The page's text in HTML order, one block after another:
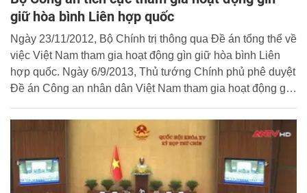
giữ hòa bình Liên hợp quốc
Ngày 23/11/2012, Bộ Chính trị thông qua Đề án tổng thể về
việc Việt Nam tham gia hoạt động gìn giữ hòa bình Liên
hợp quốc. Ngày 6/9/2013, Thủ tướng Chính phủ phê duyệt
Đề án Công an nhân dân Việt Nam tham gia hoạt động gìn